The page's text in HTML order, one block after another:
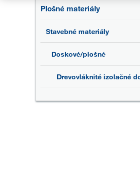
Plošné materiály
Stavebné materiály
Doskové/plošné
Drevovláknité izolačné